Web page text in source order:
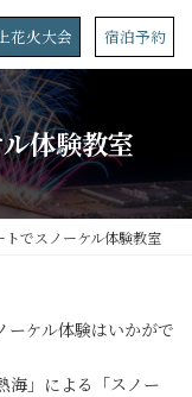
花火大会 宿泊予約
体験教室
トでスノーケル体験教室
ーケル体験はいかがで
海」による「スノー